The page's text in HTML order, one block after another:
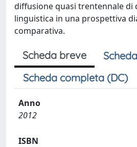
diffusione quasi trentennale di
linguistica in una prospettiva
comparativa.
Scheda breve
Scheda completa (DC)
Anno
2012
ISBN